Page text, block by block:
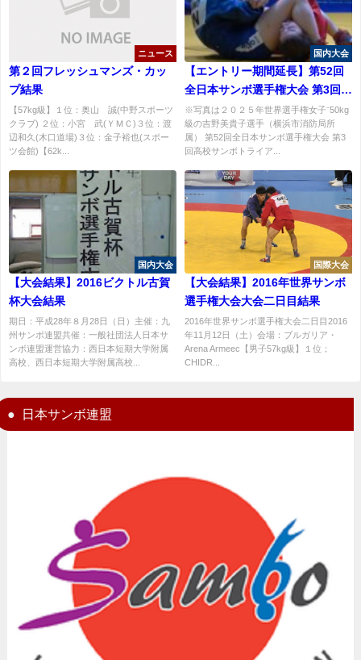
ニュース
第２回フレッシュマンズ・カッ
プ結果
【57kg級】１位：奥山 誠(中野スポーツ
クラブ) ２位：小宮 武(ＹＭＣ)３位：渡
辺和久(木口道場)３位：金子裕也(スポー
ツ会館)【62k...
国内大会
【エントリー期間延長】第52回
全日本サンボ選手権大会 第3回高
校サンボトライアル大会
※写真は２０２５年世界選手権女子⁻50kg
級の吉野美貴子選手（横浜市消防局所
属） 第52回全日本サンボ選手権大会 第3
回高校サンボトライア...
国内大会
【大会結果】2016ビクトル古賀
杯大会結果
期日：平成28年８月28日（日）主催：九
州サンボ連盟共催：一般社団法人日本サ
ンボ連盟運営協力：西日本短期大学附属
高校、西日本短期大学附属高校...
国際大会
【大会結果】2016年世界サンボ
選手権大会大会二日目結果
2016年世界サンボ選手権大会二日目2016
年11月12日（土）会場：ブルガリア・
Arena Armeec【男子57kg級】１位；
CHIDR...
日本サンボ連盟